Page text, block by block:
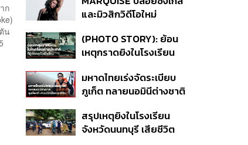
ก
น
และมิวสิกวิดีโอใหม่
สัมพันธ์สุด Toxic
(PHOTO STORY): ย้อน
เหตุกราดยิงในโรงเรียน
นักเรียน
มหาดไทยเร่งจัดระเบียบ
ภูเก็ต ทลายนอมินีต่างชาติ
ที่ดิน เคลียร์ใบอนุญาต
โรงแรมค้าง 7 ปี
สรุปเหตุยิงในโรงเรียน
จังหวัดนนทบุรี เสียชีวิต